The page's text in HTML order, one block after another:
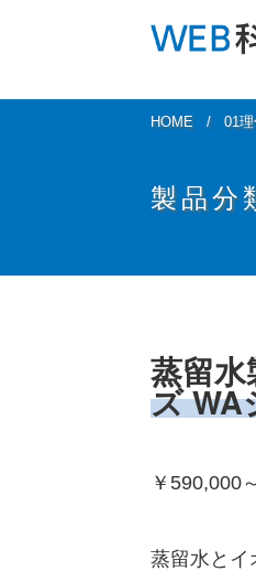
HOME 01
製品分
蒸留
ズ WA
￥590,000
蒸留水とイ